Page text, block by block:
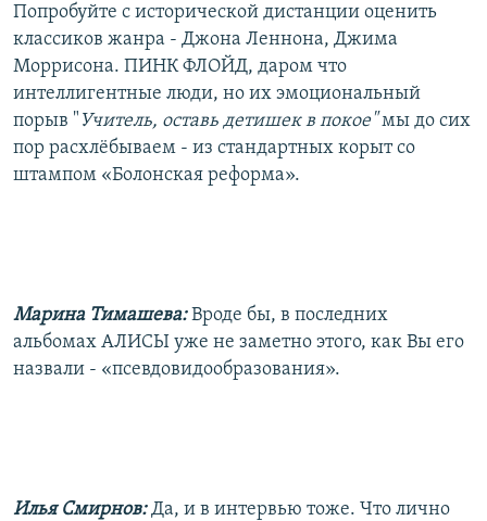
Попробуйте с исторической дистанции оценить
классиков жанра - Джона Леннона, Джима
Моррисона. ПИНК ФЛОЙД, даром что
интеллигентные люди, но их эмоциональный
порыв " Учитель, оставь детишек в покое"мы до сих
пор расхлёбываем - из стандартных корыт со
штампом «Болонская реформа».
Марина Тимашева:Вроде бы, в последних
альбомах АЛИСЫ уже не заметно этого, как Вы его
назвали - «псевдовидообразования».
Илья Смирнов:Да, и в интервью тоже. Что лично